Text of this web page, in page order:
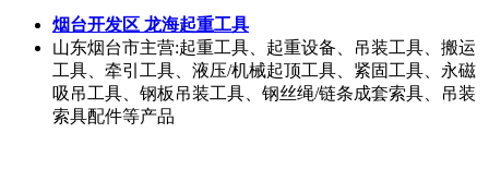
烟台开发区 龙海起重工具
山东烟台市主营:起重工具、起重设备、吊装工具、搬运
工具、牵引工具、液压/机械起顶工具、紧固工具、永磁
吸吊工具、钢板吊装工具、钢丝绳/链条成套索具、吊装
索具配件等产品